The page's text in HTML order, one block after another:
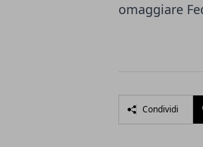
omaggiare
Condividi